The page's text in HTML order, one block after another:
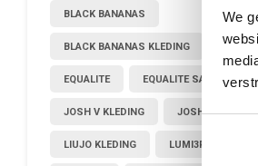
We
BLACK BANANAS
BLACK BANANAS KLEDING
EQUALITE EQUALITE SALE
JOSH V KLEDING JOSHV KLEDING
LIUJO KLEDING LUMI3RE